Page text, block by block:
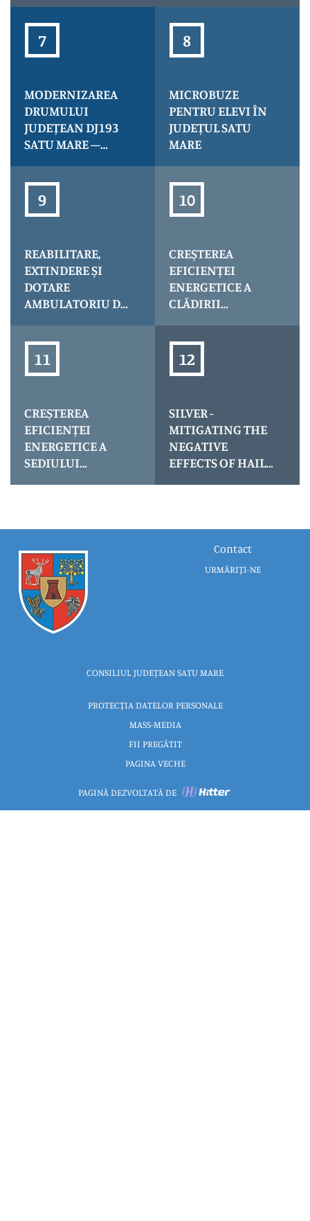
INSTITUTIONS IN
SATU MARE
SZATMÁR-BEREG
COUNTY –
CultuRO-HUb
– iluminarea
trecerilor de
MODERNIZAREA
DRUMULUI
JUDEȚEAN DJ193
SATU MARE –
MARAMUREȘ, KM
1+300 – 41+300
MICROBUZE
PENTRU ELEVI ÎN
JUDEȚUL SATU
MARE
REABILITARE,
EXTINDERE ȘI
DOTARE
AMBULATORIU DE
CREȘTEREA
EFICIENȚEI
ENERGETICE A
CLĂDIRII
NEGREȘTI OAȘ
(CLĂDIRE SPITAL
CREȘTEREA
EFICIENȚEI
ENERGETICE A
SEDIULUI
MARE
SILVER -
MITIGATING THE
NEGATIVE
EFFECTS OF HAIL
PROTECȚIA DATELOR PERSONALE
MASS-MEDIA
FII PREGĂTIT
PAGINA VECHE
PAGINĂ DEZVOLTATĂ DE
CONSILIUL JUDEȚEAN SATU MARE
Contact
URMĂRIȚI-NE